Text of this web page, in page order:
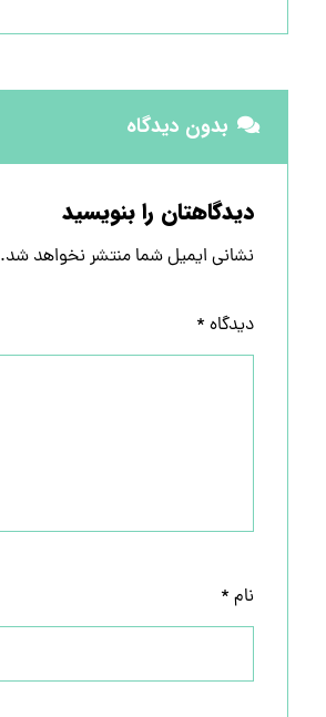
بدون دیدگاه
دیدگاهتان را بنویسید
نشانی ایمیل شما منتشر نخواهد شد.
دیدگاه *
نام *